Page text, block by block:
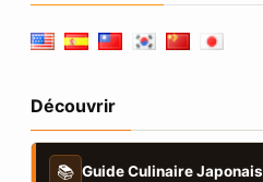
Découvrir
📚 Guide Culinaire Japonais